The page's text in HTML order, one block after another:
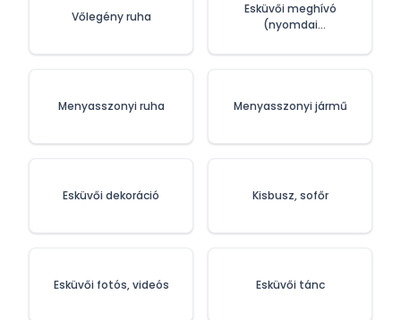
Vőlegény ruha
Menyasszonyi ruha
Esküvői dekoráció
Esküvői fotós, videós
Esküvői meghívó
(nyomdai
Menyasszonyi jármű
Kisbusz, sofőr
Esküvői tánc